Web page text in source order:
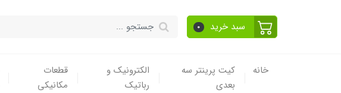
سبد خرید 0
خانه
کیت پرینتر سه
بعدی
الکترونیک و
رباتیک
قطعات
مکانیکی